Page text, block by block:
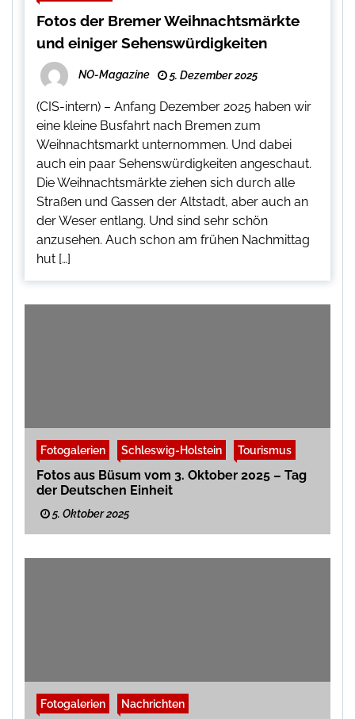
Fotos der Bremer Weihnachtsmärkte
und einiger Sehenswürdigkeiten
NO-Magazine 5. Dezember 2025
(CIS-intern) – Anfang Dezember 2025 haben wir
eine kleine Busfahrt nach Bremen zum
Weihnachtsmarkt unternommen. Und dabei
auch ein paar Sehenswürdigkeiten angeschaut.
Die Weihnachtsmärkte ziehen sich durch alle
Straßen und Gassen der Altstadt, aber auch an
der Weser entlang. Und sind sehr schön
anzusehen. Auch schon am frühen Nachmittag
hut […]
Fotogalerien Schleswig-Holstein Tourismus
Fotos aus Büsum vom 3. Oktober 2025 – Tag
der Deutschen Einheit
5. Oktober 2025
Fotogalerien Nachrichten